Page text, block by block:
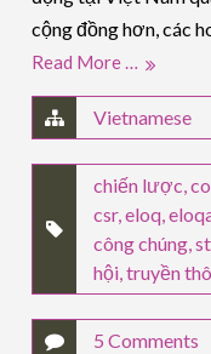
cộng đồng hơn, các
Read More …
Vietnamese
chiến lược,
csr,eloq,
công chúng,
hội,truyền
5 Comments